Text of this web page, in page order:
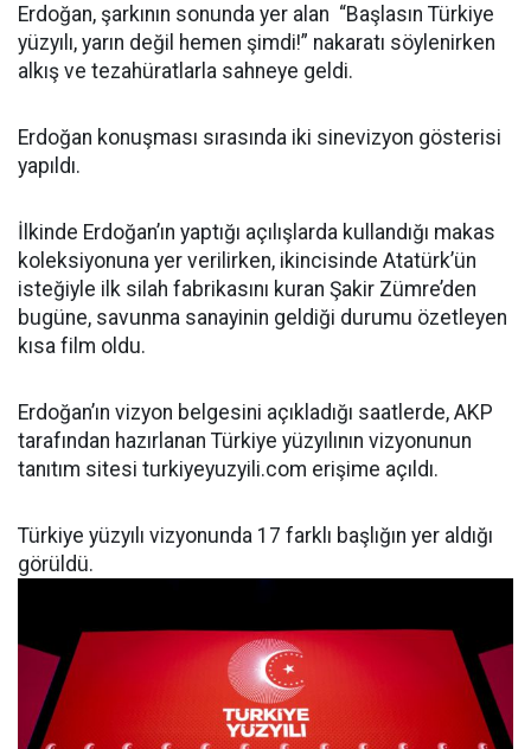
Erdoğan, şarkının sonunda yer alan “Başlasın Türkiye
yüzyılı, yarın değil hemen şimdi!” nakaratı söylenirken
alkış ve tezahüratlarla sahneye geldi.
Erdoğan konuşması sırasında iki sinevizyon gösterisi
yapıldı.
İlkinde Erdoğan’ın yaptığı açılışlarda kullandığı makas
koleksiyonuna yer verilirken, ikincisinde Atatürk’ün
isteğiyle ilk silah fabrikasını kuran Şakir Zümre’den
bugüne, savunma sanayinin geldiği durumu özetleyen
kısa film oldu.
Erdoğan’ın vizyon belgesini açıkladığı saatlerde, AKP
tarafından hazırlanan Türkiye yüzyılının vizyonunun
tanıtım sitesi turkiyeyuzyili.com erişime açıldı.
Türkiye yüzyılı vizyonunda 17 farklı başlığın yer aldığı
görüldü.